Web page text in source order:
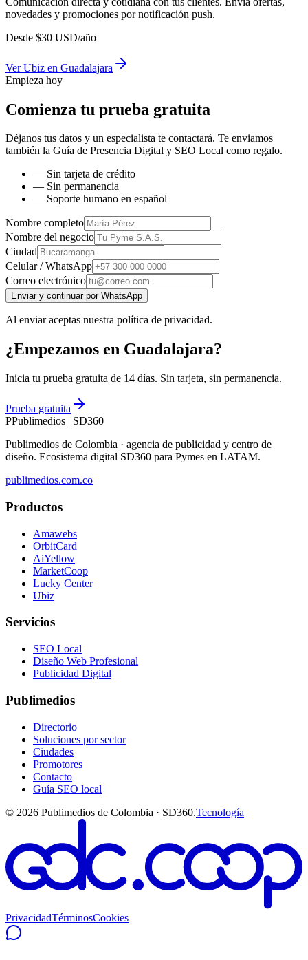
novedades y promociones por notificación push.
Desde $30 USD/año
VerUbiz en Guadalajara
Empieza hoy
Comienza tu prueba gratuita
Déjanos tus datos y un especialista te contactará. Te enviamos
también la Guía de Presencia Digital y SEO Local como regalo.
— Sin tarjeta de crédito
— Sin permanencia
— Soporte humano en español
Nombre completo
Nombre del negocio
Ciudad
Celular / WhatsApp
Correo electrónico
Enviar y continuar por WhatsApp
Al enviar aceptas nuestra política de privacidad.
¿Empezamos en Guadalajara?
Inicia tu prueba gratuita de 14 días. Sin tarjeta, sin permanencia.
Prueba gratuita
PPublimedios | SD360
Publimedios de Colombia · agencia de publicidad y centro de
diseño. Ecosistema digital SD360 para Pymes en LATAM.
publimedios.com.co
Productos
Amawebs
OrbitCard
AiYellow
MarketCoop
Lucky Center
Ubiz
Servicios
SEO Local
Diseño Web Profesional
Publicidad Digital
Publimedios
Directorio
Soluciones por sector
Ciudades
Promotores
Contacto
Guía SEO local
© 2026 Publimedios de Colombia · SD360.Tecnología
PrivacidadTérminosCookies